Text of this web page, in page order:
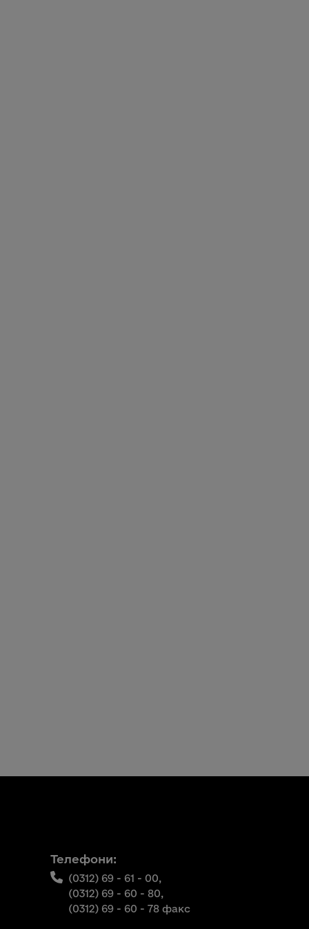
Телефони:
(0312) 69 - 61 - 00,
(0312) 69 - 60 - 80,
(0312) 69 - 60 - 78 факс